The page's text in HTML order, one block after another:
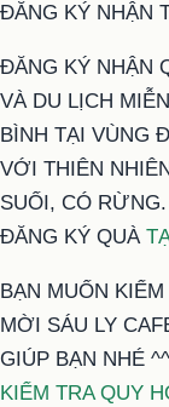
ĐĂNG KÝ NHẬN
ĐĂNG KÝ NHẬN
VÀ DU LỊCH
BÌNH TẠI VÙNG
VỚI THIÊN
SUỐI, CÓ
ĐĂNG KÝ QUÀ
BẠN MUỐN
MỜI SÁU LY
GIÚP BẠN NHÉ ^^
KIỂM TRA QUY